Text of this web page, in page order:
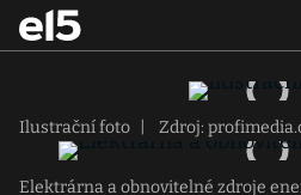
Ilustrační foto Zdroj:
Elektrárna a obnovitelné zdroje